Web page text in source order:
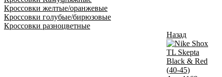
Кроссовки желтые/оранжевые
Кроссовки голубые/бирюзовые
Кроссовки разноцветные
Назад